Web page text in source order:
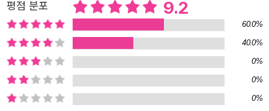
평점 분포 9.2
60.0%
40.0%
0%
0%
0%